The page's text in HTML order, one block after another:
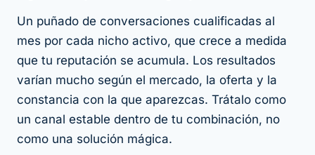
Un puñado de conversaciones cualificadas al
mes por cada nicho activo, que crece a medida
que tu reputación se acumula. Los resultados
varían mucho según el mercado, la oferta y la
constancia con la que aparezcas. Trátalo como
un canal estable dentro de tu combinación, no
como una solución mágica.